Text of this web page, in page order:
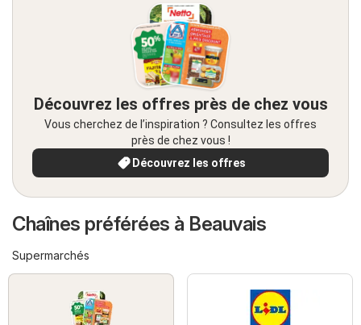
Découvrez les offres près de chez vous
Vous cherchez de l’inspiration ? Consultez les offres
près de chez vous !
Découvrez les offres
Chaînes préférées à Beauvais
Supermarchés